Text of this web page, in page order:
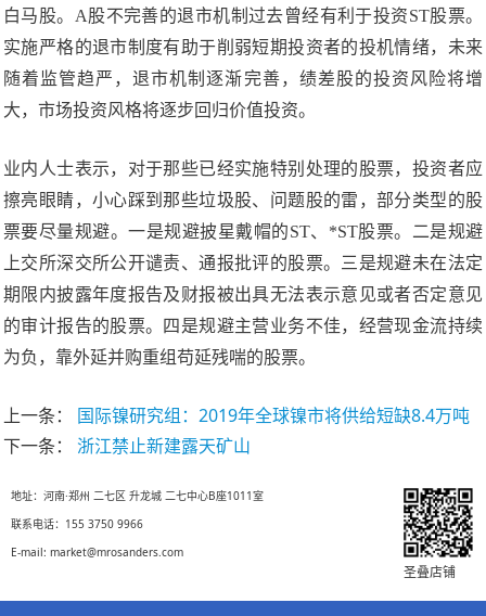
白马股。A股不完善的退市机制过去曾经有利于投资ST股票。
实施严格的退市制度有助于削弱短期投资者的投机情绪，未来
随着监管趋严，退市机制逐渐完善，绩差股的投资风险将增
大，市场投资风格将逐步回归价值投资。
业内人士表示，对于那些已经实施特别处理的股票，投资者应
擦亮眼睛，小心踩到那些垃圾股、问题股的雷，部分类型的股
票要尽量规避。一是规避披星戴帽的ST、*ST股票。二是规避
上交所深交所公开谴责、通报批评的股票。三是规避未在法定
期限内披露年度报告及财报被出具无法表示意见或者否定意见
的审计报告的股票。四是规避主营业务不佳，经营现金流持续
为负，靠外延并购重组苟延残喘的股票。
上一条：
国际镍研究组：2019年全球镍市将供给短缺8.4万吨
下一条：
浙江禁止新建露天矿山
地址：河南·郑州 二七区 升龙城 二七中心B座1011室
联系电话：155 3750 9966
E-mail: market@mrosanders.com
圣叠店铺